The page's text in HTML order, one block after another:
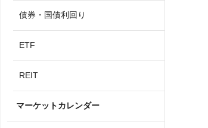
債券・国債利回り
ETF
REIT
マーケットカレンダー